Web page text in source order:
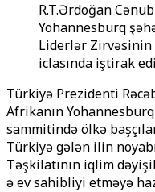
R.T.Ərdoğan
Yohannesburq
Liderlər
iclasında iştirak
Türkiyə Prezidenti
Afrikanın
sammitində ölkə
Türkiyə gələn ilin
Təşkilatının iqlim
ə ev sahibliyi etməyə